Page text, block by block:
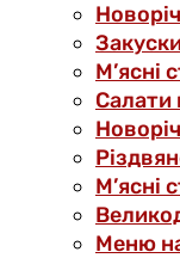
М’ясні
Салати
М’ясні
Меню